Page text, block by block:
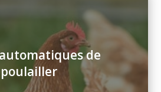
de
poulailler